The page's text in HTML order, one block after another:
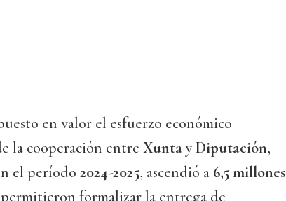
en valor el esfuerzo económico
la cooperación entre XuntayDiputación,
el período 2024-2025, ascendió a 6,5 millones
permitieron formalizar la entrega de